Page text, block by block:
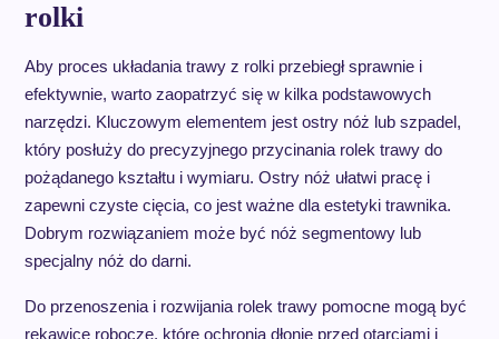
rolki
Aby proces układania trawy z rolki przebiegł sprawnie i
efektywnie, warto zaopatrzyć się w kilka podstawowych
narzędzi. Kluczowym elementem jest ostry nóż lub szpadel,
który posłuży do precyzyjnego przycinania rolek trawy do
pożądanego kształtu i wymiaru. Ostry nóż ułatwi pracę i
zapewni czyste cięcia, co jest ważne dla estetyki trawnika.
Dobrym rozwiązaniem może być nóż segmentowy lub
specjalny nóż do darni.
Do przenoszenia i rozwijania rolek trawy pomocne mogą być
rękawice robocze, które ochronią dłonie przed otarciami i